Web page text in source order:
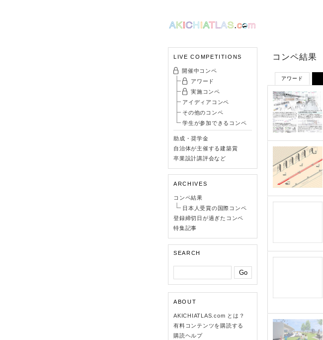
LIVE COMPETITIONS
開催中コンペ
アワード
実施コンペ
アイディアコンペ
その他のコンペ
学生が参加できるコンペ
助成・奨学金
自治体が主催する建築賞
卒業設計講評会など
ARCHIVES
コンペ結果
日本人受賞の国際コンペ
登録締切日が過ぎたコンペ
特集記事
SEARCH
ABOUT
AKICHIATLAS.com とは？
有料コンテンツを購読する
購読ヘルプ
コンペ結果
アワード